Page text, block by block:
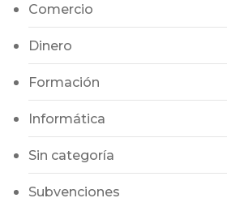
Comercio
Dinero
Formación
Informática
Sin categoría
Subvenciones